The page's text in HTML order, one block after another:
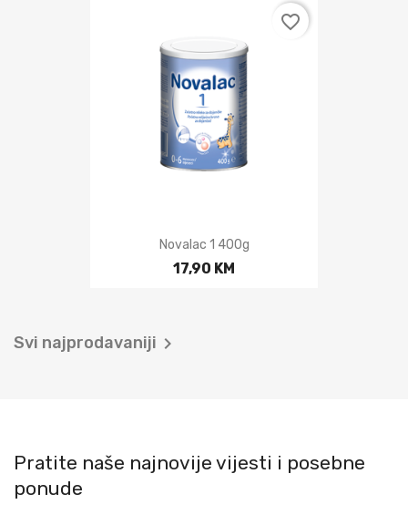
Novalac 1 400g
17,90 KM
favorite_border
Svi najprodavaniji 
Pratite naše najnovije vijesti i posebne
ponude